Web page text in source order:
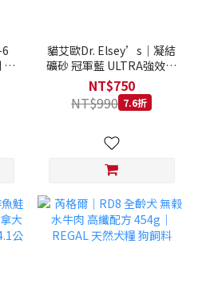
貓艾歐Dr. Elsey’s｜凝結
礦砂 冠軍藍 ULTRA強效除
臭 40LB｜Cat Litter 40磅
士
NT$750
NT$990 7.6折